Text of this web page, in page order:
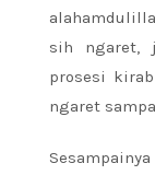
sih ngaret,
prosesi
ngaret